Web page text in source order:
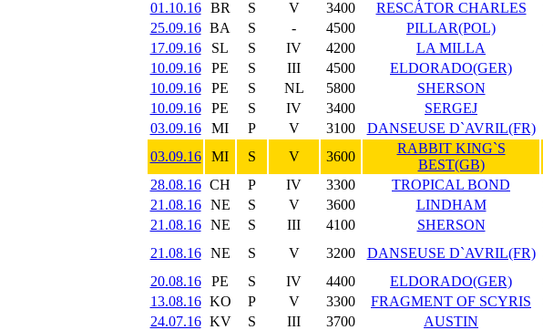
01.10.16
BR S V 3400 RESCÁTOR CHARLES
25.09.16 BA S - 4500 PILLAR(POL)
17.09.16
SL S IV 4200 LA MILLA
10.09.16
PE S III 4500 ELDORADO(GER)
10.09.16
PE S NL 5800 SHERSON
10.09.16
PE S IV 3400 SERGEJ
03.09.16
MI P V 3100 DANSEUSE D`AVRIL(FR)
03.09.16
MI S V 3600
RABBIT KING`S
BEST(GB)
28.08.16 CH P IV 3300 TROPICAL BOND
21.08.16
NE S V 3600 LINDHAM
21.08.16
NE S III 4100 SHERSON
21.08.16
NE S V 3200 DANSEUSE D`AVRIL(FR)
20.08.16
PE S IV 4400 ELDORADO(GER)
13.08.16 KO P V 3300 FRAGMENT OF SCYRIS
24.07.16 KV S III 3700 AUSTIN